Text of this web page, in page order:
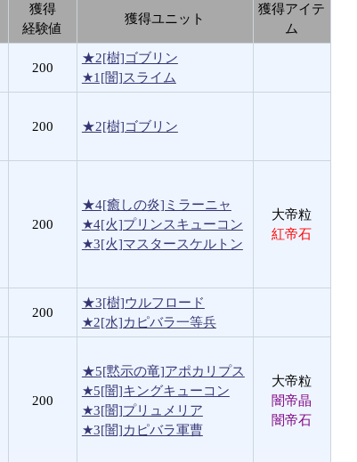
獲得
経験値
獲得ユニット
獲得アイテ
ム
200
★2[樹]ゴブリン
★1[闇]スライム
200 ★2[樹]ゴブリン
200
★4[癒しの炎]ミラーニャ
★4[火]プリンスキューコン
★3[火]マスタースケルトン
大帝粒
紅帝石
200
★3[樹]ウルフロード
★2[水]カピバラ一等兵
200
★5[黙示の竜]アポカリプス
★5[闇]キングキューコン
★3[闇]プリュメリア
★3[闇]カピバラ軍曹
大帝粒
闇帝晶
闇帝石